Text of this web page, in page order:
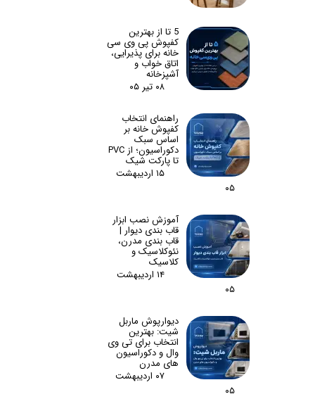
5 تا از بهترین
کفپوش پی وی سی
خانه برای پذیرایی،
اتاق خواب و
آشپزخانه
۰۸ تیر ۰۵
راهنمای انتخاب
کفپوش خانه بر
اساس سبک
دکوراسیون؛ از PVC
تا پارکت شیک
۱۵ اردیبهشت
۰۵
آموزش نصب ابزار
قاب بندی دیوار |
قاب بندی مدرن،
نئوکلاسیک و
کلاسیک
۱۴ اردیبهشت
۰۵
دیوارپوش ماربل
شیت: بهترین
انتخاب برای تی وی
وال و دکوراسیون
های مدرن
۰۷ اردیبهشت
۰۵